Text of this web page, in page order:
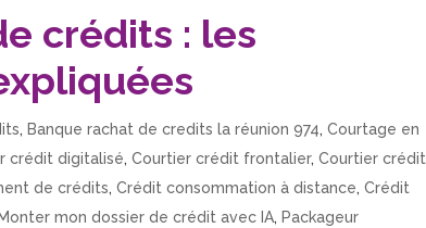
crédits : les
, Banque rachat de credits la réunion 974,Courtage en
crédit digitalisé,Courtier crédit frontalier,Courtier crédit
de crédits,Crédit consommation à distance,Crédit
Monter mon dossier de crédit avec IA, Packageur